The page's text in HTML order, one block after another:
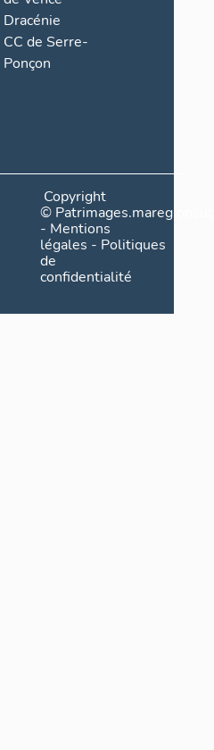
Dracénie
CC de Serre-
Ponçon
Copyright
©
- Mentions
légales - Politiques
de
confidentialité